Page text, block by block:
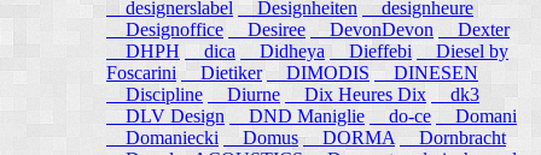
designerslabel
Designheiten
designheure
Designoffice
Desiree DevonDevon
Dexter
DHPH
dica Didheya Dieffebi
Diesel by
Foscarini
Dietiker DIMODIS
DINESEN
Discipline
Diurne Dix Heures Dix
dk3
DLV Design
DND Maniglie do-ce
Domani
Domaniecki
Domus DORMA
Dornbracht